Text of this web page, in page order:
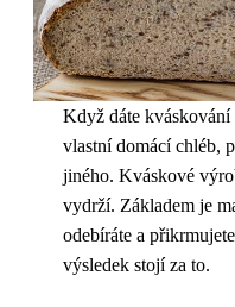
Když dáte kváskování
vlastní domácí chléb,
jiného. Kváskové
vydrží. Základem je
odebíráte a
výsledek stojí za to.